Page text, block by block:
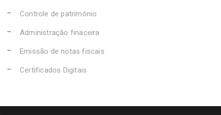
Controle de patrimônio
Administração finaceira
Emissão de notas fiscais
Certificados Digitais